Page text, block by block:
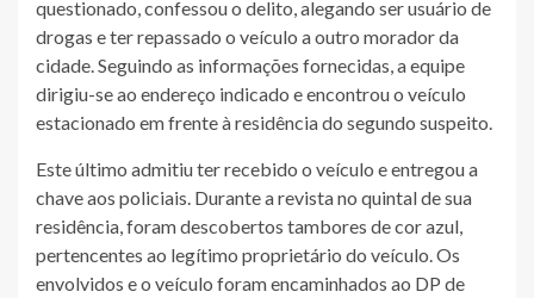
questionado, confessou o delito, alegando ser usuário de
drogas e ter repassado o veículo a outro morador da
cidade. Seguindo as informações fornecidas, a equipe
dirigiu-se ao endereço indicado e encontrou o veículo
estacionado em frente à residência do segundo suspeito.
Este último admitiu ter recebido o veículo e entregou a
chave aos policiais. Durante a revista no quintal de sua
residência, foram descobertos tambores de cor azul,
pertencentes ao legítimo proprietário do veículo. Os
envolvidos e o veículo foram encaminhados ao DP de